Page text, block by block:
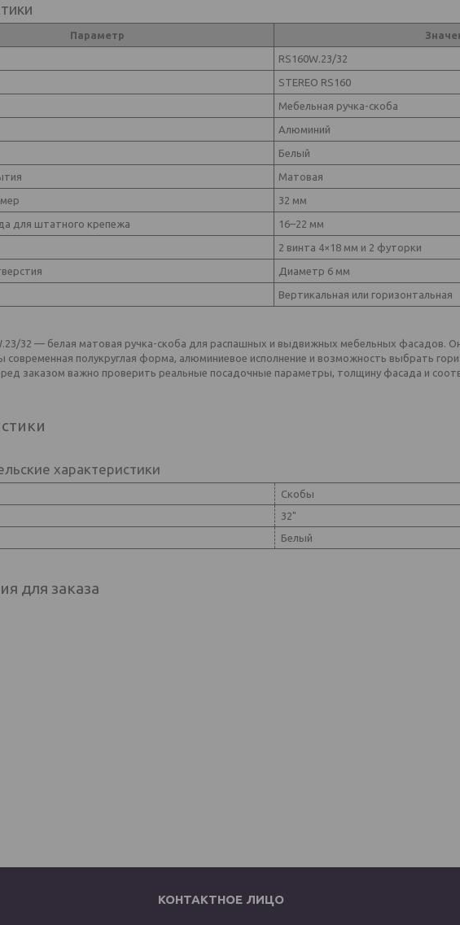
Параметр
RS160W.23/32
STEREO RS160
Мебельная ручка-скоба
Алюминий
Белый
Матовая
32 мм
для штатного крепежа 16–22 мм
2 винта 4×18 мм и 2 футорки
Диаметр 6 мм
Вертикальная или горизонтальная
32 — белая матовая ручка-скоба для распашных и выдвижных мебельных фасадов.
современная полукруглая форма, алюминиевое исполнение и возможность выбрать
заказом важно проверить реальные посадочные параметры, толщину фасада и
характеристики
Скобы
32"
Белый
для заказа